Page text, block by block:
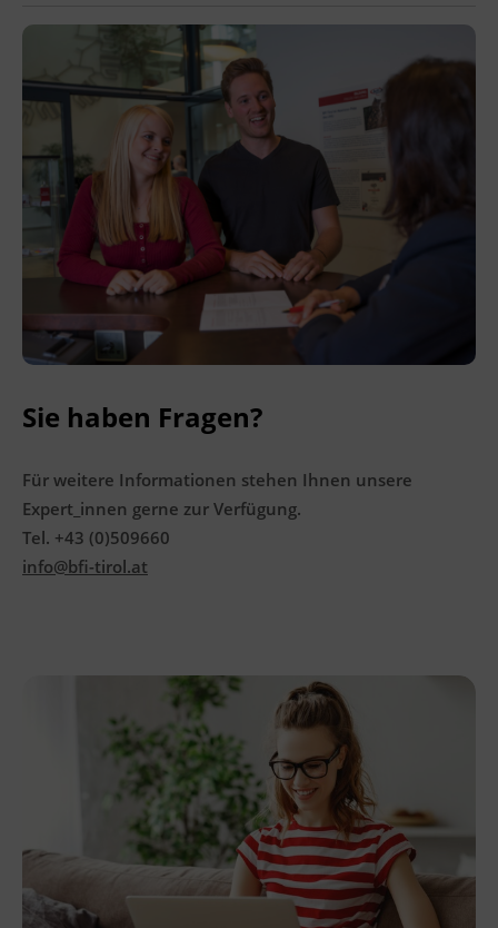
Ingenieurzertifizierung
BFI Reutte
BFI Schwaz
Sie haben Fragen?
Für weitere Informationen stehen Ihnen unsere
Expert_innen gerne zur Verfügung.
Tel. +43 (0)509660
info@bfi-tirol.at